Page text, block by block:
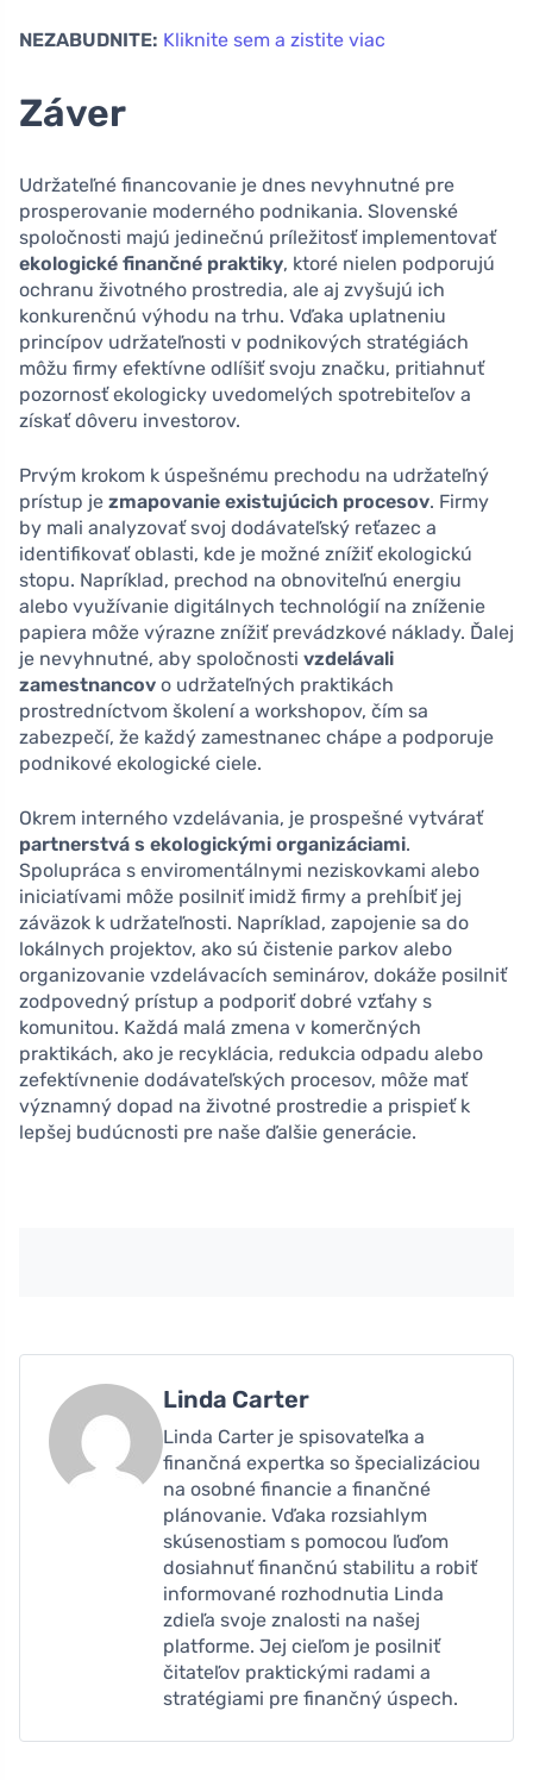
NEZABUDNITE: Kliknite sem a zistite viac
Záver
Udržateľné financovanie je dnes nevyhnutné pre
prosperovanie moderného podnikania. Slovenské
spoločnosti majú jedinečnú príležitosť implementovať
ekologické finančné praktiky, ktoré nielen podporujú
ochranu životného prostredia, ale aj zvyšujú ich
konkurenčnú výhodu na trhu. Vďaka uplatneniu
princípov udržateľnosti v podnikových stratégiách
môžu firmy efektívne odlíšiť svoju značku, pritiahnuť
pozornosť ekologicky uvedomelých spotrebiteľov a
získať dôveru investorov.
Prvým krokom k úspešnému prechodu na udržateľný
prístup je zmapovanie existujúcich procesov. Firmy
by mali analyzovať svoj dodávateľský reťazec a
identifikovať oblasti, kde je možné znížiť ekologickú
stopu. Napríklad, prechod na obnoviteľnú energiu
alebo využívanie digitálnych technológií na zníženie
papiera môže výrazne znížiť prevádzkové náklady. Ďalej
je nevyhnutné, aby spoločnosti vzdelávali
zamestnancov o udržateľných praktikách
prostredníctvom školení a workshopov, čím sa
zabezpečí, že každý zamestnanec chápe a podporuje
podnikové ekologické ciele.
Okrem interného vzdelávania, je prospešné vytvárať
partnerstvá s ekologickými organizáciami.
Spolupráca s enviromentálnymi neziskovkami alebo
iniciatívami môže posilniť imidž firmy a prehĺbiť jej
záväzok k udržateľnosti. Napríklad, zapojenie sa do
lokálnych projektov, ako sú čistenie parkov alebo
organizovanie vzdelávacích seminárov, dokáže posilniť
zodpovedný prístup a podporiť dobré vzťahy s
komunitou. Každá malá zmena v komerčných
praktikách, ako je recyklácia, redukcia odpadu alebo
zefektívnenie dodávateľských procesov, môže mať
významný dopad na životné prostredie a prispieť k
lepšej budúcnosti pre naše ďalšie generácie.
Linda Carter
Linda Carter je spisovateľka a
finančná expertka so špecializáciou
na osobné financie a finančné
plánovanie. Vďaka rozsiahlym
skúsenostiam s pomocou ľuďom
dosiahnuť finančnú stabilitu a robiť
informované rozhodnutia Linda
zdieľa svoje znalosti na našej
platforme. Jej cieľom je posilniť
čitateľov praktickými radami a
stratégiami pre finančný úspech.